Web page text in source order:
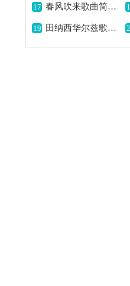
17 春风吹来歌曲简谱,传递温暖意境
19 田纳西华尔兹歌曲简谱,经典浪漫的旋律